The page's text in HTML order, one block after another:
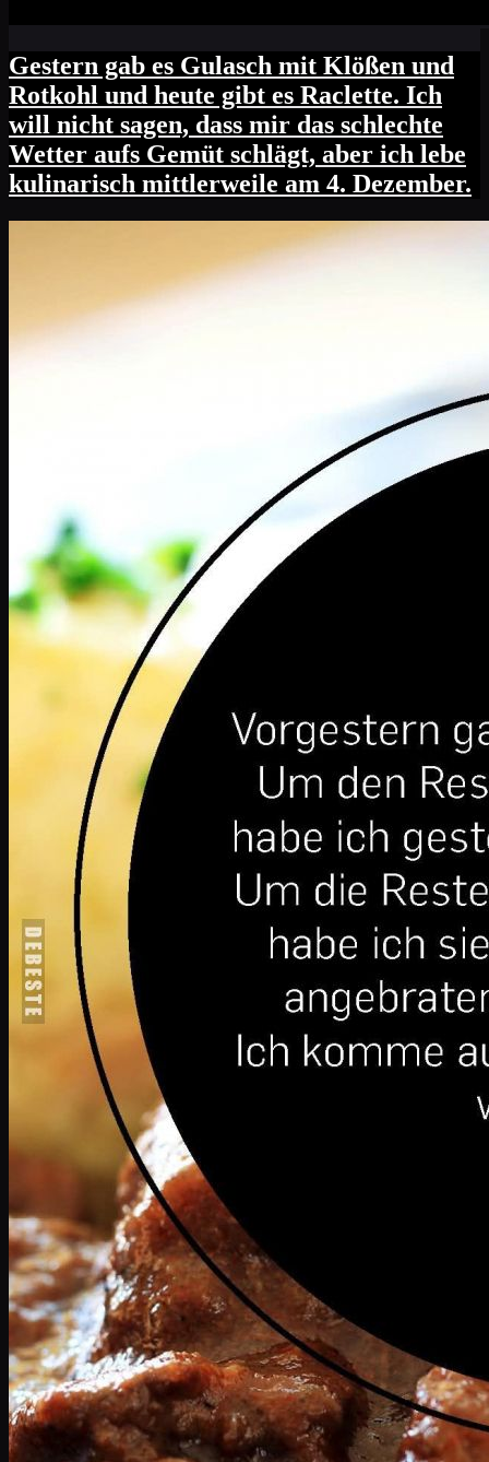
Gestern gab es Gulasch mit Klößen und
Rotkohl und heute gibt es Raclette. Ich
will nicht sagen, dass mir das schlechte
Wetter aufs Gemüt schlägt, aber ich lebe
kulinarisch mittlerweile am 4. Dezember.